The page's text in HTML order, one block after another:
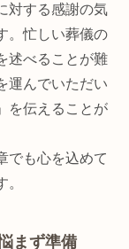
対する感謝の気
。忙しい葬儀の
述べることが難
運んでいただい
を伝えることが
でも心を込めて
まず準備